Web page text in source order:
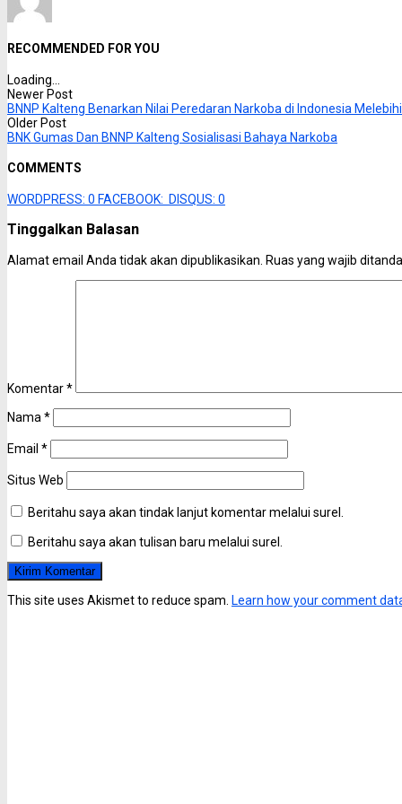
RECOMMENDED FOR YOU
Loading...
Newer Post
BNNP Kalteng Benarkan Nilai Peredaran Narkoba di Indonesia Melebihi
Older Post
BNK Gumas Dan BNNP Kalteng Sosialisasi Bahaya Narkoba
COMMENTS
WORDPRESS: 0 FACEBOOK: DISQUS: 0
Tinggalkan Balasan
Alamat email Anda tidak akan dipublikasikan. Ruas yang wajib
Komentar*
Nama *
Email *
Situs Web
Beritahu saya akan tindak lanjut komentar melalui surel.
Beritahu saya akan tulisan baru melalui surel.
This site uses Akismet to reduce spam. Learn how your comment